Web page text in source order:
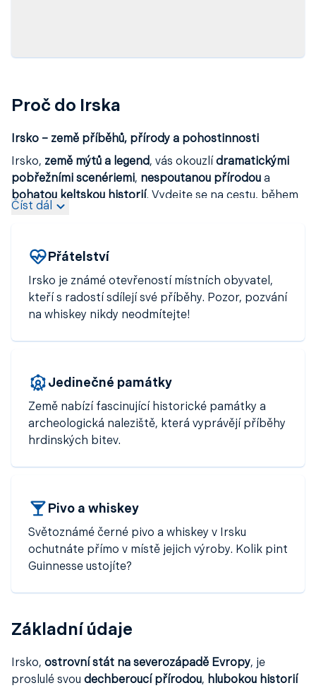
Proč do Irska
Irsko – země příběhů, přírody a pohostinnosti
Irsko, země mýtů a legend, vás okouzlí dramatickými
pobřežními scenériemi, nespoutanou přírodou a
bohatou keltskou historií. Vydejte se na cestu, během
níž ochutnáte pravou irskou
architekturou
irských hospod s živou hudbou
výšlap po útesech Moheru, nebo jenposedíte v
přívětivém prostředí venkovské vesnice, Irsko vás
odmění svousrdečnostíakrásou. Vyberte si levné
Číst dál
Přátelství
Irsko je známé otevřeností místních obyvatel,
kteří s radostí sdílejí své příběhy. Pozor, pozvání
na whiskey nikdy neodmítejte!
Jedinečné památky
Země nabízí fascinující historické památky a
archeologická naleziště, která vyprávějí příběhy
hrdinských bitev.
Pivo a whiskey
Světoznámé černé pivo a whiskey v Irsku
ochutnáte přímo v místě jejich výroby. Kolik pint
Guinnesse ustojíte?
Základní údaje
Irsko, ostrovní stát na severozápadě Evropy, je
proslulé svou dechberoucí přírodou, hlubokou historií